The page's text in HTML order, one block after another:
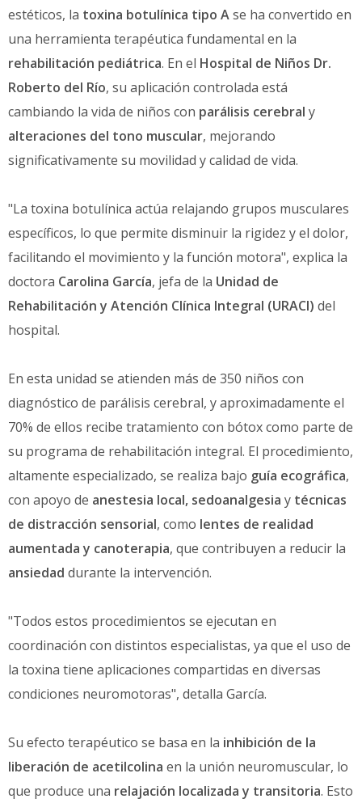
estéticos, la toxina botulínica tipo Ase ha convertido en
una herramienta terapéutica fundamental en la
rehabilitación pediátrica. En el Hospital de Niños Dr.
Roberto del Río, su aplicación controlada está
cambiando la vida de niños con parálisis cerebral y
alteraciones del tono muscular, mejorando
significativamente su movilidad y calidad de vida.
"La toxina botulínica actúa relajando grupos musculares
específicos, lo que permite disminuir la rigidez y el dolor,
facilitando el movimiento y la función motora", explica la
doctora Carolina García, jefa de la Unidad de
Rehabilitación y Atención Clínica Integral (URACI) del
hospital.
En esta unidad se atienden más de 350 niños con
diagnóstico de parálisis cerebral, y aproximadamente el
70% de ellos recibe tratamiento con bótox como parte de
su programa de rehabilitación integral. El procedimiento,
altamente especializado, se realiza bajo guía ecográfica,
con apoyo de anestesia local, sedoanalgesia y técnicas
de distracción sensorial, como lentes de realidad
aumentada y canoterapia, que contribuyen a reducir la
ansiedad durante la intervención.
"Todos estos procedimientos se ejecutan en
coordinación con distintos especialistas, ya que el uso de
la toxina tiene aplicaciones compartidas en diversas
condiciones neuromotoras", detalla García.
Su efecto terapéutico se basa en la inhibición de la
liberación de acetilcolina en la unión neuromuscular, lo
que produce una relajación localizada y transitoria. Esto